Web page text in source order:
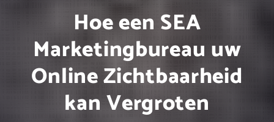
Hoe een SEA
Marketingbureau uw
Online Zichtbaarheid
kan Vergroten